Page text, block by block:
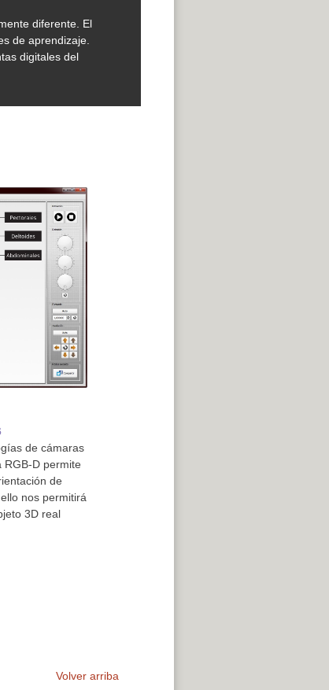
diferente. El
de aprendizaje.
digitales del
de cámaras
RGB-D permite
de
nos permitirá
3D real
Volver arriba